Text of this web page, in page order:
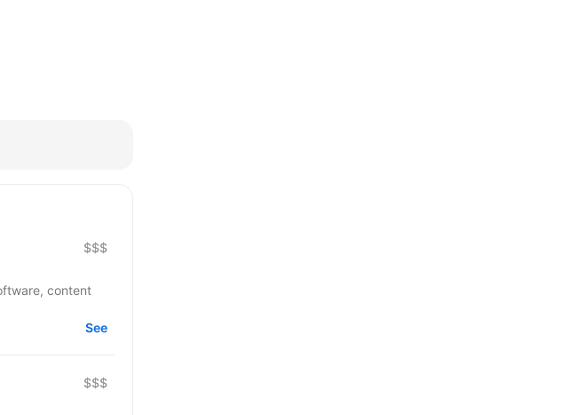
$$$
content
See
$$$